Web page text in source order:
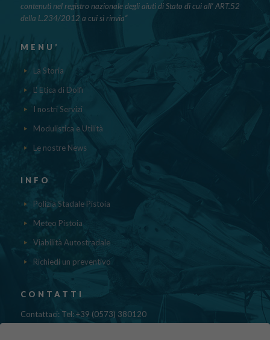
contenuti nel registro nazionale degli aiuti di Stato di cui all’ ART.52
della L.234/2012 a cui si rinvia“
MENU’
La Storia
L' Etica di Dolfi
I nostri Servizi
Modulistica e Utilità
Le nostre News
INFO
Polizia Stadale Pistoia
Meteo Pistoia
Viabilità Autostradale
Richiedi un preventivo
CONTATTI
Contattaci: Tel: +39 (0573) 380120
Fax: 39 (0573) 985420